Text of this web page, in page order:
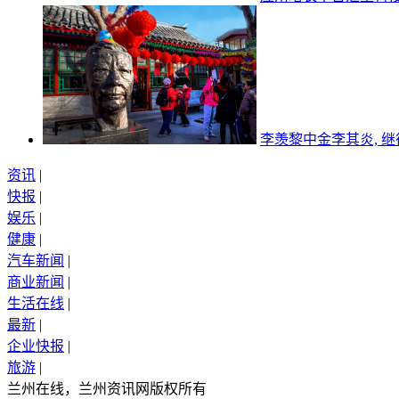
李羡黎中金李其炎, 继
资讯 |
快报 |
娱乐 |
健康 |
汽车新闻 |
商业新闻 |
生活在线 |
最新 |
企业快报 |
旅游 |
兰州在线，兰州资讯网版权所有